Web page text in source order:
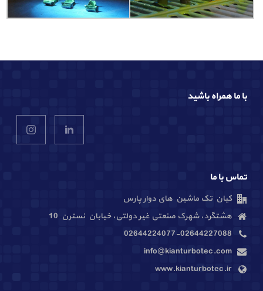
با ما همراه باشید
تماس با ما
کیان تک ماشین های دوار پارس
هشتگرد، شهرک صنعتی غیر دولتی، خیابان نسترن 10
02644224077-02644227088
info@kianturbotec.com
www.kianturbotec.ir